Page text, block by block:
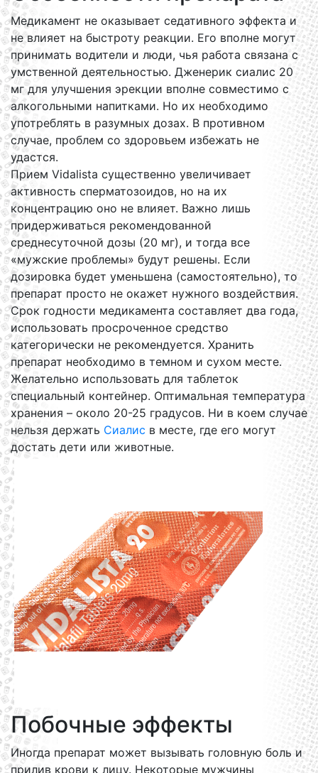
Медикамент не оказывает седативного эффекта и
не влияет на быстроту реакции. Его вполне могут
принимать водители и люди, чья работа связана с
умственной деятельностью. Дженерик сиалис 20
мг для улучшения эрекции вполне совместимо с
алкогольными напитками. Но их необходимо
употреблять в разумных дозах. В противном
случае, проблем со здоровьем избежать не
удастся.
Прием Vidalista существенно увеличивает
активность сперматозоидов, но на их
концентрацию оно не влияет. Важно лишь
придерживаться рекомендованной
среднесуточной дозы (20 мг), и тогда все
«мужские проблемы» будут решены. Если
дозировка будет уменьшена (самостоятельно), то
препарат просто не окажет нужного воздействия.
Срок годности медикамента составляет два года,
использовать просроченное средство
категорически не рекомендуется. Хранить
препарат необходимо в темном и сухом месте.
Желательно использовать для таблеток
специальный контейнер. Оптимальная температура
хранения – около 20-25 градусов. Ни в коем случае
нельзя держать Сиалис в месте, где его могут
достать дети или животные.
Побочные эффекты
Иногда препарат может вызывать головную боль и
прилив крови к лицу. Некоторые мужчины